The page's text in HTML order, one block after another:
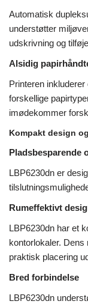
Automatisk
understøtter
udskrivning og
Alsidig
Printeren
forskellige
imødekommer
Kompakt design
Pladsbesparende
LBP6230dn er
Rumeffektivt
LBP6230dn har et
kontorlokaler.
praktisk placering
Bred forbindelse
LBP6230dn